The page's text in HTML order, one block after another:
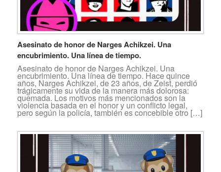
Asesinato de honor de Narges Achikzei. Una
encubrimiento. Una línea de tiempo.
Asesinato de honor de Narges Achikzei. Una
encubrimiento. Una línea de tiempo. Hace quince
años, Narges Achikzei, de 23 años, de Zeist, perdió
trágicamente su vida de la manera más dolorosa:
quemada. Los motivos más mencionados son la
violencia basada en el honor y un conflicto legal,
pero según la policía, también es concebible otro […]